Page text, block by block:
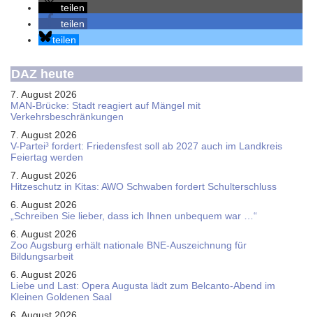
teilen
teilen
teilen
DAZ heute
7. August 2026
MAN-Brücke: Stadt reagiert auf Mängel mit
Verkehrsbeschränkungen
7. August 2026
V-Partei­³ fordert: Friedens­fest soll ab 2027 auch im Land­kreis
Feier­tag werden
7. August 2026
Hitzeschutz in Kitas: AWO Schwaben fordert Schulterschluss
6. August 2026
„Schreiben Sie lieber, dass ich Ihnen unbequem war …“
6. August 2026
Zoo Augsburg erhält nationale BNE-Auszeichnung für
Bildungsarbeit
6. August 2026
Liebe und Last: Opera Augusta lädt zum Belcanto-Abend im
Kleinen Goldenen Saal